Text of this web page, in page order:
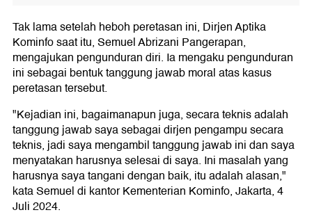
Tak lama setelah heboh peretasan ini, Dirjen Aptika
Kominfo saat itu, Semuel Abrizani Pangerapan,
mengajukan pengunduran diri. Ia mengaku pengunduran
ini sebagai bentuk tanggung jawab moral atas kasus
peretasan tersebut.
"Kejadian ini, bagaimanapun juga, secara teknis adalah
tanggung jawab saya sebagai dirjen pengampu secara
teknis, jadi saya mengambil tanggung jawab ini dan saya
menyatakan harusnya selesai di saya. Ini masalah yang
harusnya saya tangani dengan baik, itu adalah alasan,"
kata Semuel di kantor Kementerian Kominfo, Jakarta, 4
Juli 2024.